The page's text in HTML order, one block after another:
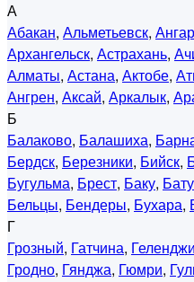
А
Абакан, Альметьевск,
Архангельск, Астрахань,
Алматы, Астана, Актобе,
Ангрен, Аксай, Аркалык,
Б
Балаково, Балашиха,
Бердск, Березники, Бийск,
Бугульма, Брест, Баку,
Бельцы, Бендеры, Бухара,
Г
Грозный, Гатчина,
Гродно, Гянджа, Гюмри,